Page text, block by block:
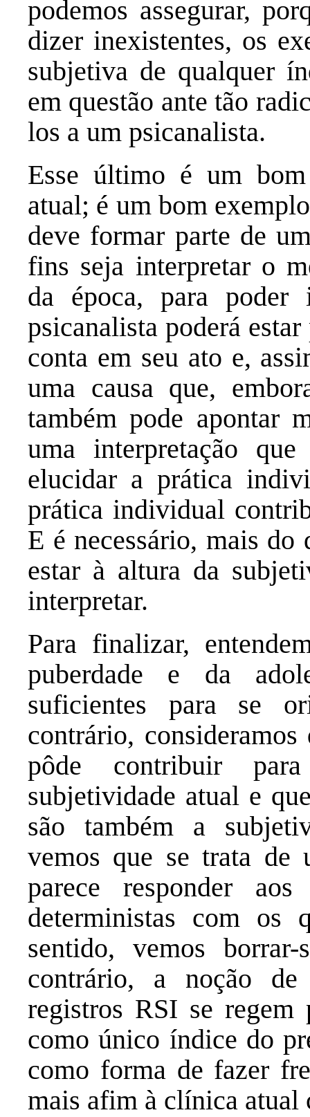
podemos assegurar,
dizer inexistentes, os
subjetiva de qualquer
em questão ante tão
los a um psicanalista.
Esse último é um
atual; é um bom
deve formar parte de
fins seja interpretar o
da época, para
psicanalista poderá
conta em seu ato e,
uma causa que,
também pode apontar
uma interpretação
elucidar a prática
prática individual
E é necessário, mais do
estar à altura da
interpretar.
Para finalizar,
puberdade e da
suficientes para se
contrário,
pôde contribuir
subjetividade atual e
são também a
vemos que se trata de
parece responder
deterministas com os
sentido, vemos
contrário, a noção de
registros RSI se regem
como único índice do
como forma de fazer
mais afim à clínica atual